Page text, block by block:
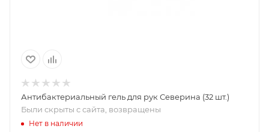
Антибактериальный гель для рук Северина (32 шт.)
Были скрыты с сайта, возвращены
Нет в наличии